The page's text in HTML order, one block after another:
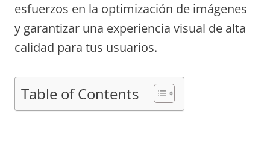
esfuerzos en la optimización de imágenes
y garantizar una experiencia visual de alta
calidad para tus usuarios.
Table of Contents